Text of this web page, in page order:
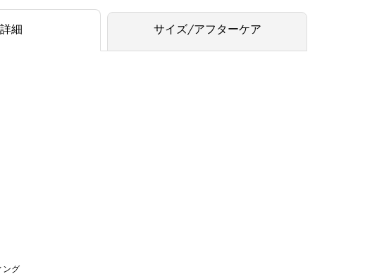
細 サイズ/アフターケア
ング